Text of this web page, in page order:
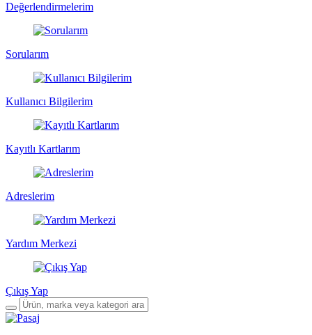
Değerlendirmelerim
Sorularım
Kullanıcı Bilgilerim
Kayıtlı Kartlarım
Adreslerim
Yardım Merkezi
Çıkış Yap